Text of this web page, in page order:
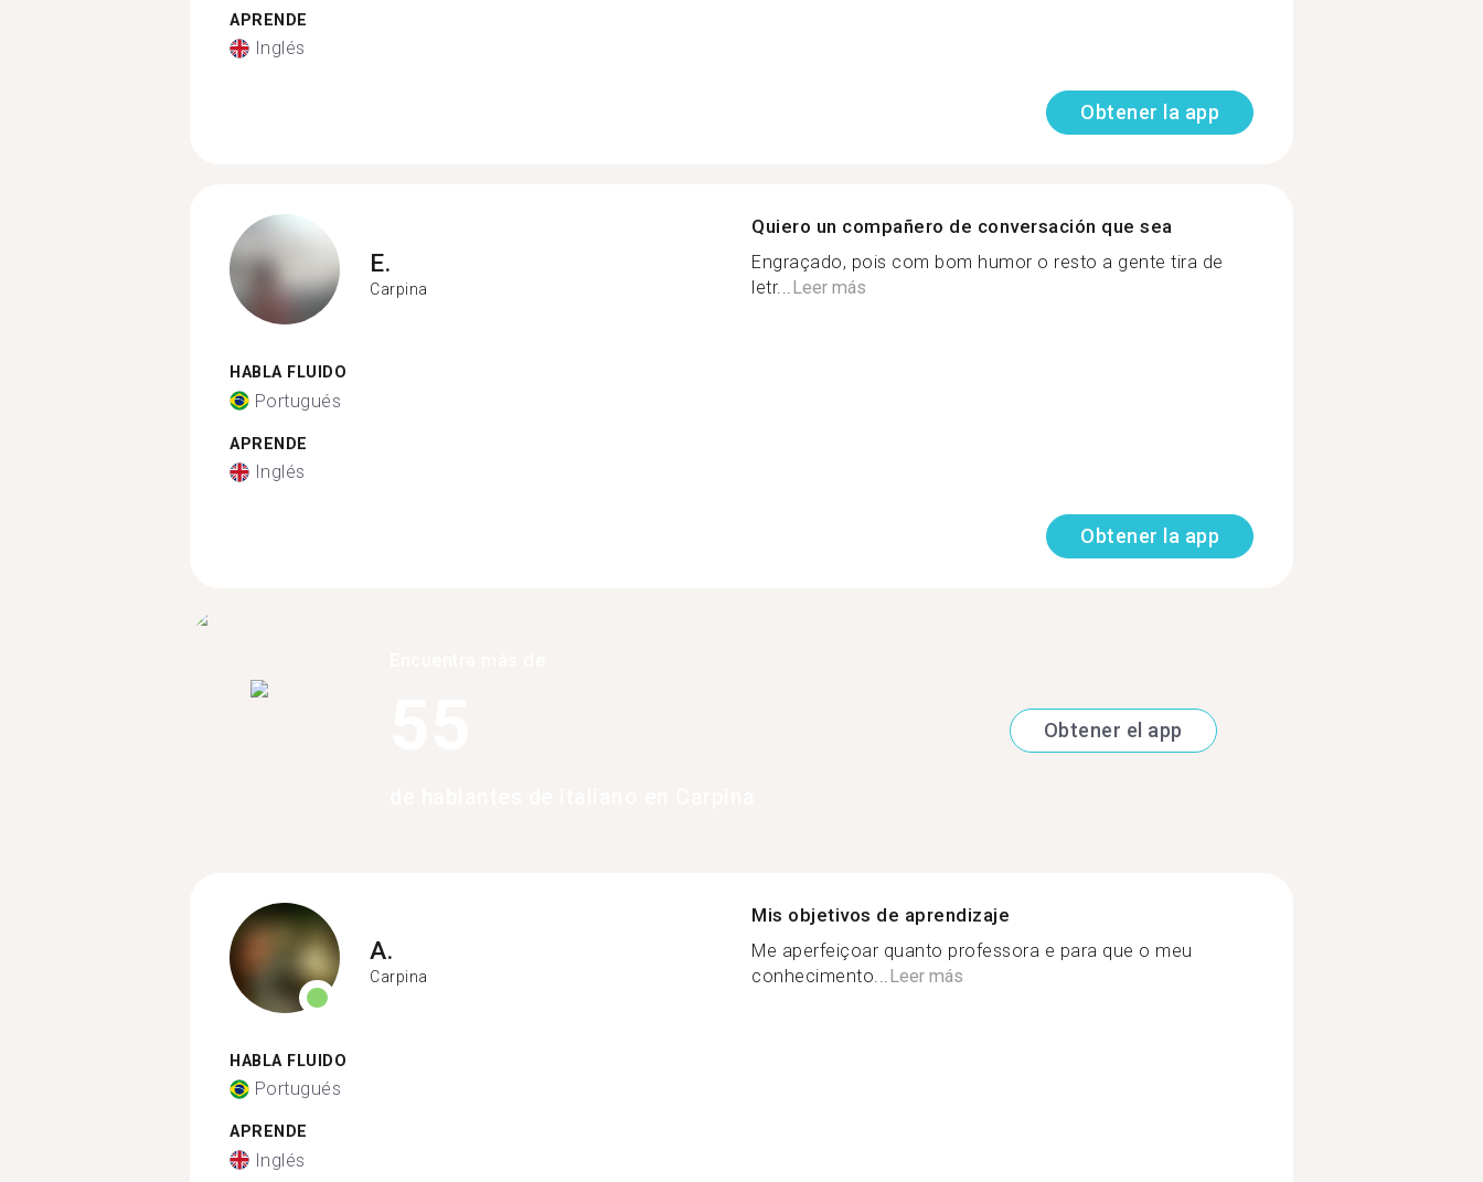
APRENDE
Inglés
Obtener la app
E.
Carpina
HABLA FLUIDO
Portugués
APRENDE
Inglés
Quiero un compañero de conversación que sea
Engraçado, pois com bom humor o resto a gente tira de
letr...Leer más
Obtener la app
Obtener el app
A.
Carpina
HABLA FLUIDO
Portugués
APRENDE
Inglés
Mis objetivos de aprendizaje
Me aperfeiçoar quanto professora e para que o meu
conhecimento... Leer más